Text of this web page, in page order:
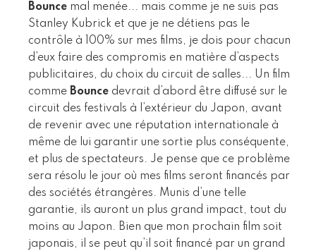
Bounce mal menée... mais comme je ne suis pas
Stanley Kubrick et que je ne détiens pas le
contrôle à 100% sur mes films, je dois pour chacun
d’eux faire des compromis en matière d’aspects
publicitaires, du choix du circuit de salles... Un film
comme Bounce devrait d’abord être diffusé sur le
circuit des festivals à l’extérieur du Japon, avant
de revenir avec une réputation internationale à
même de lui garantir une sortie plus conséquente,
et plus de spectateurs. Je pense que ce problème
sera résolu le jour où mes films seront financés par
des sociétés étrangères. Munis d’une telle
garantie, ils auront un plus grand impact, tout du
moins au Japon. Bien que mon prochain film soit
japonais, il se peut qu’il soit financé par un grand